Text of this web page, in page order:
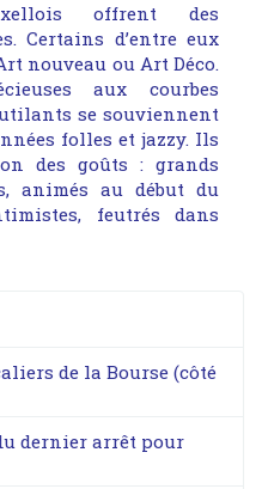
offrent des
Certains d’entre eux
nouveau ou Art Déco.
aux courbes
se souviennent
folles et jazzy. Ils
des goûts : grands
animés au début du
feutrés dans
de la Bourse (côté
dernier arrêt pour